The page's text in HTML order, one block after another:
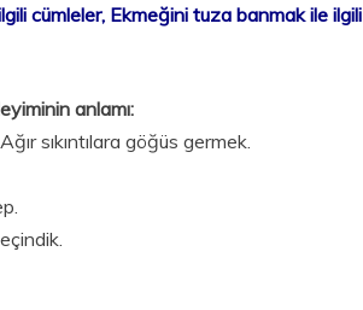
cümleler, Ekmeğini tuza banmak ile ilgili
anlamı:
sıkıntılara göğüs germek.